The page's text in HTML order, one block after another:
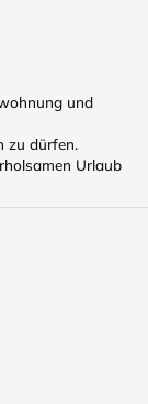
und
zu dürfen.
Urlaub